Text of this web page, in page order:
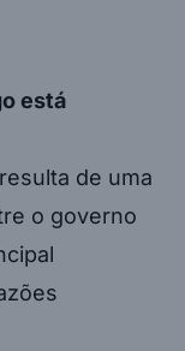
está
de uma
o governo